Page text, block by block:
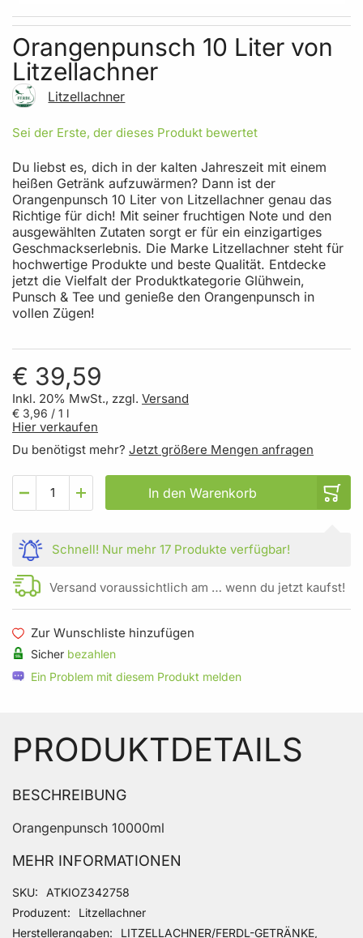
Skip to the beginning of the images gallery
Orangenpunsch 10 Liter von
Litzellachner
Litzellachner
Sei der Erste, der dieses Produkt bewertet
Du liebst es, dich in der kalten Jahreszeit mit einem
heißen Getränk aufzuwärmen? Dann ist der
Orangenpunsch 10 Liter von Litzellachner genau das
Richtige für dich! Mit seiner fruchtigen Note und den
ausgewählten Zutaten sorgt er für ein einzigartiges
Geschmackserlebnis. Die Marke Litzellachner steht für
hochwertige Produkte und beste Qualität. Entdecke
jetzt die Vielfalt der Produktkategorie Glühwein,
Punsch & Tee und genieße den Orangenpunsch in
vollen Zügen!
€ 39,59
Inkl. 20% MwSt., zzgl. Versand
€ 3,96 / 1 l
Hier verkaufen
Du benötigst mehr? Jetzt größere Mengen anfragen
In den Warenkorb
Schnell! Nur mehr 17 Produkte verfügbar!
Versand voraussichtlich am … wenn du jetzt kaufst!
Zur Wunschliste hinzufügen
Sicher bezahlen
Ein Problem mit diesem Produkt melden
PRODUKTDETAILS
BESCHREIBUNG
Orangenpunsch 10000ml
MEHR INFORMATIONEN
Mehr Informationen
SKU
ATKIOZ342758
Produzent
Litzellachner
Herstellerangaben
LITZELLACHNER/FERDL-GETRÄNKE,